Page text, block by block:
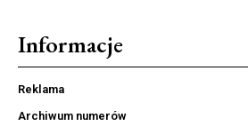
Informacje
Reklama
Archiwum numerów